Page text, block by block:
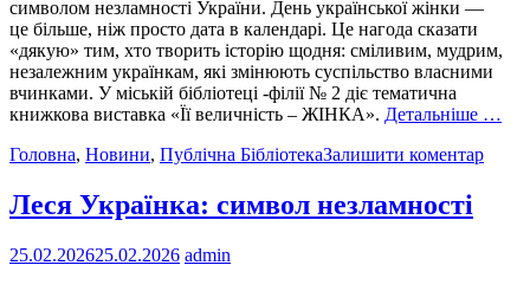
символом незламності України. День української жінки —
це більше, ніж просто дата в календарі. Це нагода сказати
«дякую» тим, хто творить історію щодня: сміливим, мудрим,
незалежним українкам, які змінюють суспільство власними
вчинками. У міській бібліотеці -філії № 2 діє тематична
книжкова виставка «Її величність – ЖІНКА». Детальніше …
Головна, Новини, Публічна БібліотекаЗалишити коментар
Леся Українка: символ незламності
25.02.202625.02.2026 admin